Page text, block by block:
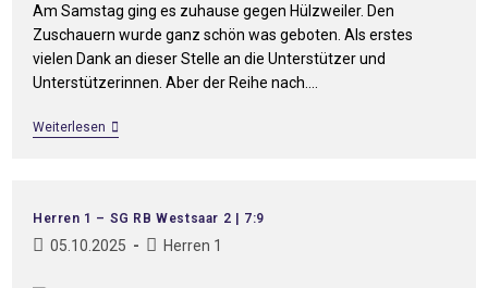
Am Samstag ging es zuhause gegen Hülzweiler. Den
Zuschauern wurde ganz schön was geboten. Als erstes
vielen Dank an dieser Stelle an die Unterstützer und
Unterstützerinnen. Aber der Reihe nach.…
Weiterlesen
Herren 1 – SG RB Westsaar 2 | 7:9
05.10.2025 Herren 1